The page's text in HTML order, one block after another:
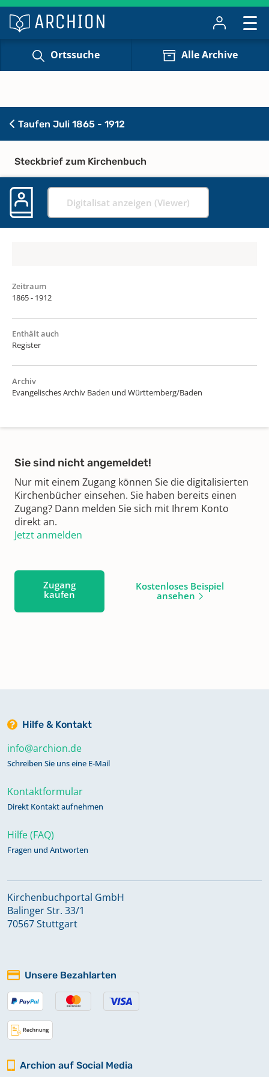
Ortssuche Alle Archive
Taufen Juli 1865 - 1912
Steckbrief zum Kirchenbuch
Digitalisat anzeigen (Viewer)
Zeitraum
1865 - 1912
Enthält auch
Register
Archiv
Evangelisches Archiv Baden und Württemberg/Baden
Sie sind nicht angemeldet!
Nur mit einem Zugang können Sie die digitalisierten
Kirchenbücher einsehen. Sie haben bereits einen
Zugang? Dann melden Sie sich mit Ihrem Konto
direkt an.
Jetzt anmelden
Zugang
kaufen
Kostenloses Beispiel
ansehen
Hilfe & Kontakt
info@archion.de
Schreiben Sie uns eine E-Mail
Kontaktformular
Direkt Kontakt aufnehmen
Hilfe (FAQ)
Fragen und Antworten
Kirchenbuchportal GmbH
Balinger Str. 33/1
70567 Stuttgart
Unsere Bezahlarten
Archion auf Social Media